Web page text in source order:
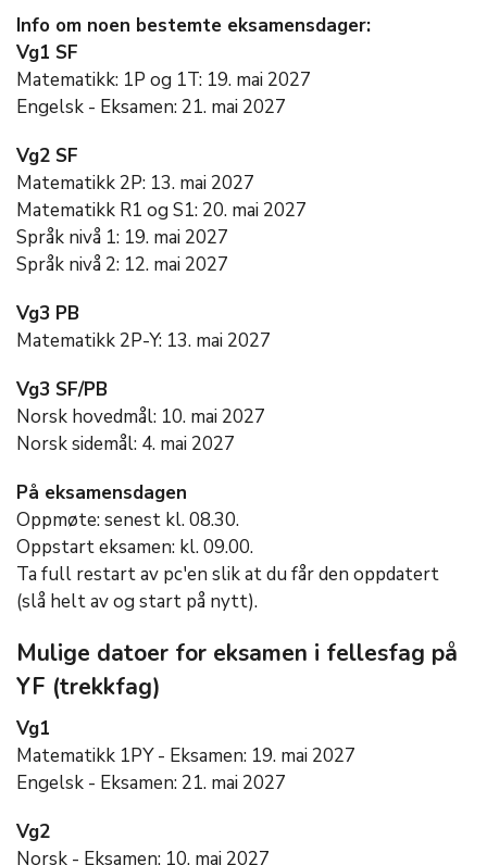
Info om noen bestemte eksamensdager:
Vg1 SF
Matematikk: 1P og 1T: 19. mai 2027
Engelsk - Eksamen: 21. mai 2027
Vg2 SF
Matematikk 2P: 13. mai 2027
Matematikk R1 og S1: 20. mai 2027
Språk nivå 1: 19. mai 2027
Språk nivå 2: 12. mai 2027
Vg3 PB
Matematikk 2P-Y: 13. mai 2027
Vg3 SF/PB
Norsk hovedmål: 10. mai 2027
Norsk sidemål: 4. mai 2027
På eksamensdagen
Oppmøte: senest kl. 08.30.
Oppstart eksamen: kl. 09.00.
Ta full restart av pc'en slik at du får den oppdatert
(slå helt av og start på nytt).
Mulige datoer for eksamen i fellesfag på
YF (trekkfag)
Vg1
Matematikk 1PY - Eksamen: 19. mai 2027
Engelsk - Eksamen: 21. mai 2027
Vg2
Norsk - Eksamen: 10. mai 2027